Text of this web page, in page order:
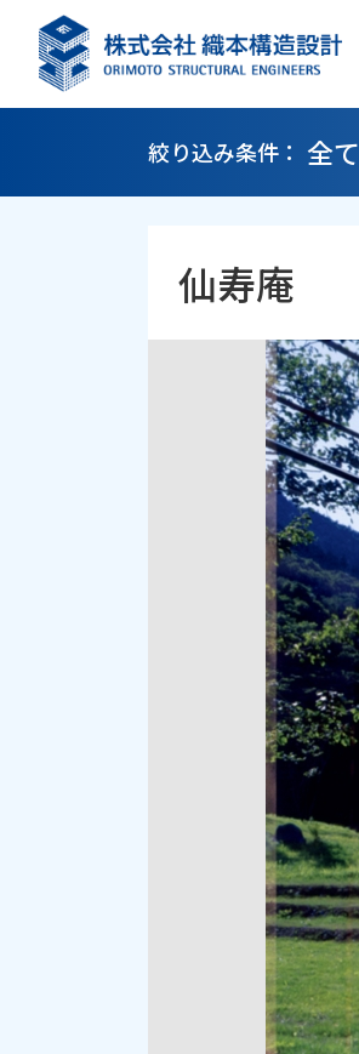
絞り込み条件： 全て
仙寿庵